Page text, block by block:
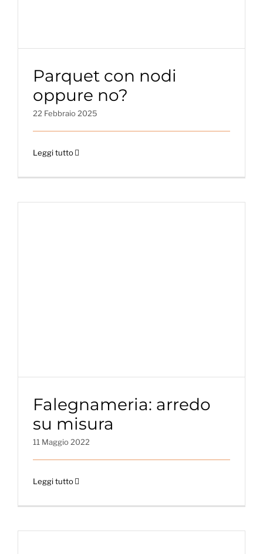
Parquet con nodi
oppure no?
22 Febbraio 2025
Leggi tutto
Falegnameria: arredo
su misura
11 Maggio 2022
Leggi tutto